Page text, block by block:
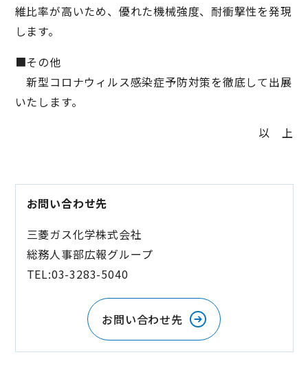
維比率が高いため、優れた機械強度、耐衝撃性を発現
します。
■その他
新型コロナウィルス感染症予防対策を徹底して出展
いたします。
以 上
お問い合わせ先
三菱ガス化学株式会社
総務人事部広報グループ
TEL:03-3283-5040
お問い合わせ先